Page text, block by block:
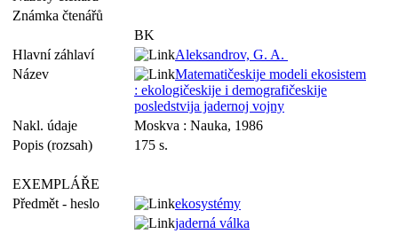
Známka čtenářů
BK
Hlavní záhlaví
Aleksandrov, G. A.
Název
Matematičeskije modeli ekosistem
: ekologičeskije i demografičeskije
posledstvija jadernoj vojny
Nakl. údaje
Moskva : Nauka, 1986
Popis (rozsah)
175 s.
EXEMPLÁŘE
Předmět - heslo
ekosystémy
jaderná válka